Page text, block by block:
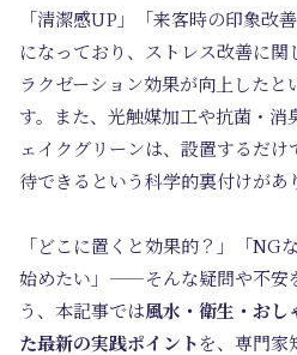
「清潔感UP」「来客時の印象改
になっており、ストレス改善に関
ラクゼーション効果が向上したと
す。 また、光触媒加工や抗菌・消
ェイクグリーンは、設置するだ
待できるという科学的裏付けがあ
「どこに置くと効果的？」「NG
始めたい」——そんな疑問や不安
う、本記事では風水・衛生・おし
た最新の実践ポイントを、専門家